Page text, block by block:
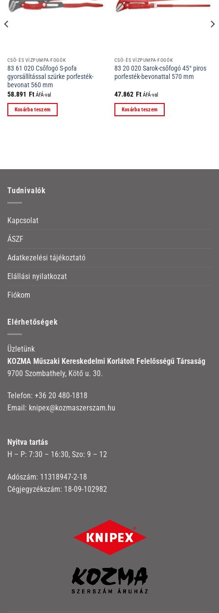
CSŐ- ÉS VÍZPUMPA-FOGÓK
83 61 020 Csőfogó S-pofa
gyorsállítással szürke porfesték-
bevonat 560 mm
58.891 Ft ÁFÁ-val
Kosárba teszem
CSŐ- ÉS VÍZPUMPA-FOGÓK
83 20 020 Sarok-csőfogó 45° piros
porfesték-bevonattal 570 mm
47.862 Ft ÁFÁ-val
Kosárba teszem
Tudnivalók
Kapcsolat
ÁSZF
Adatkezelési tájékoztató
Elállási nyilatkozat
Fiókom
Elérhetőségek
Üzletünk
KOZMA Műszaki Kereskedelmi Korlátolt Felelősségű Társaság
9700 Szombathely, Kötő u. 30.
Telefon: +36 20 480-1818
Email: knipex@kozmaszerszam.hu
Nyitva tartás
H – P: 7:30 – 16:30, Szo: 9 – 12
Adószám: 11318947-2-18
Cégjegyzékszám: 18-09-102982